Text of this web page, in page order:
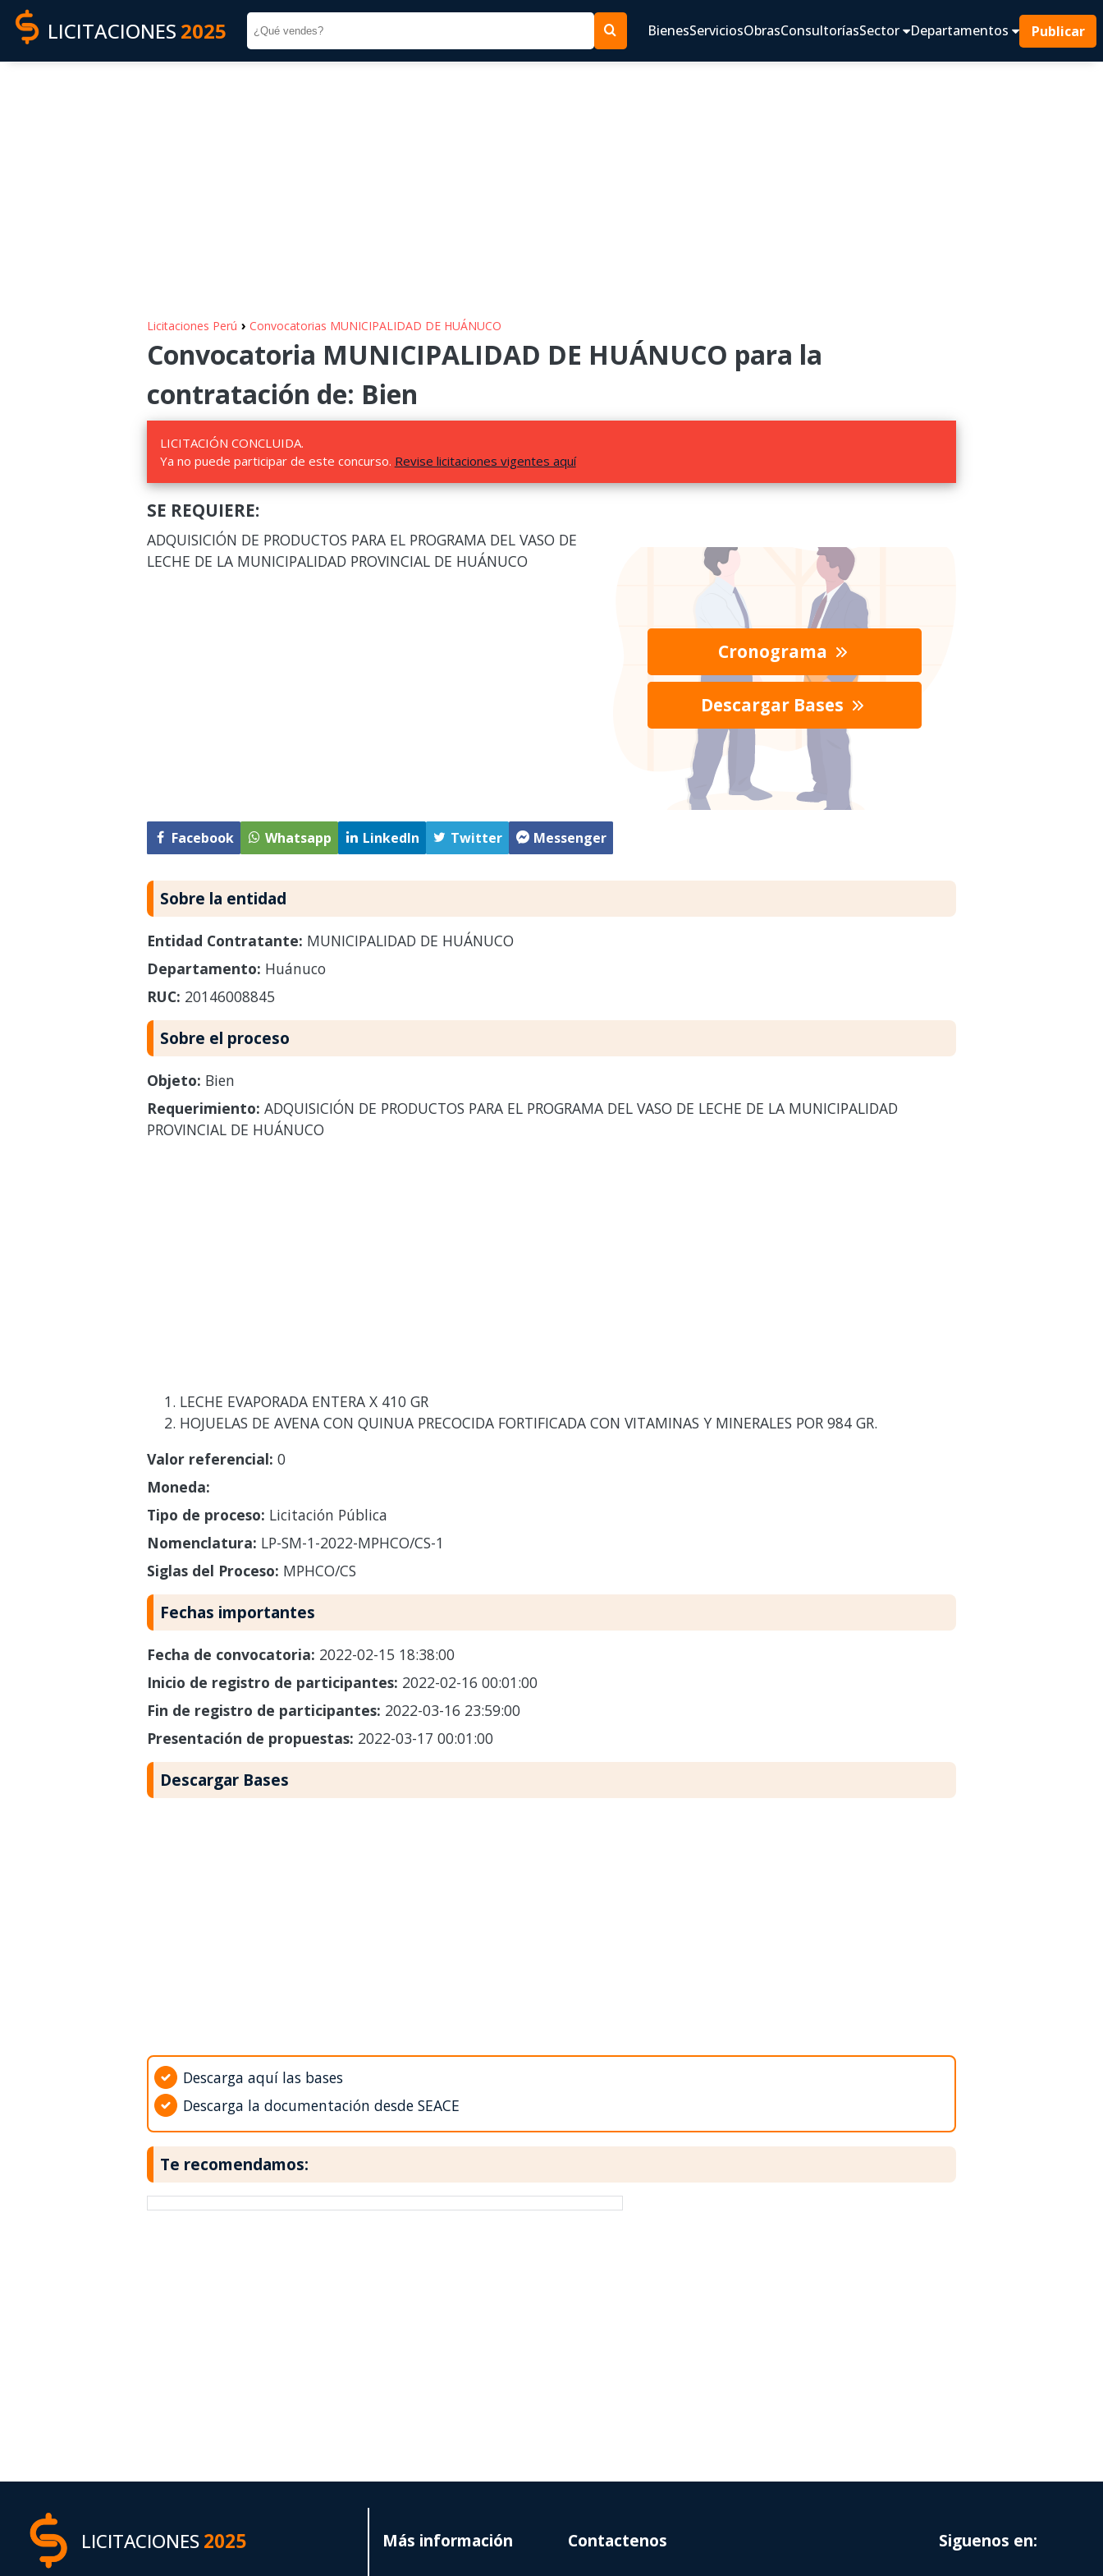
LICITACIONES 2025 BienesServiciosObrasConsultoríasSector Departamentos Publicar
Licitaciones Perú › Convocatorias MUNICIPALIDAD DE HUÁNUCO
Convocatoria MUNICIPALIDAD DE HUÁNUCO para la
contratación de: Bien
LICITACIÓN CONCLUIDA.
Ya no puede participar de este concurso. Revise licitaciones vigentes aquí
SE REQUIERE:
ADQUISICIÓN DE PRODUCTOS PARA EL PROGRAMA DEL VASO DE
LECHE DE LA MUNICIPALIDAD PROVINCIAL DE HUÁNUCO
Facebook Whatsapp LinkedIn Twitter Messenger
Cronograma
Descargar Bases
Sobre la entidad
Entidad Contratante: MUNICIPALIDAD DE HUÁNUCO
Departamento: Huánuco
RUC: 20146008845
Sobre el proceso
Objeto: Bien
Requerimiento: ADQUISICIÓN DE PRODUCTOS PARA EL PROGRAMA DEL VASO DE LECHE DE LA MUNICIPALIDAD
PROVINCIAL DE HUÁNUCO
LECHE EVAPORADA ENTERA X 410 GR
HOJUELAS DE AVENA CON QUINUA PRECOCIDA FORTIFICADA CON VITAMINAS Y MINERALES POR 984 GR.
Valor referencial: 0
Moneda:
Tipo de proceso: Licitación Pública
Nomenclatura: LP-SM-1-2022-MPHCO/CS-1
Siglas del Proceso: MPHCO/CS
Fechas importantes
Fecha de convocatoria: 2022-02-15 18:38:00
Inicio de registro de participantes: 2022-02-16 00:01:00
Fin de registro de participantes: 2022-03-16 23:59:00
Presentación de propuestas: 2022-03-17 00:01:00
Descargar Bases
Descarga aquí las bases
Descarga la documentación desde SEACE
Te recomendamos:
LICITACIONES2025 Más información Contactenos Siguenos en: